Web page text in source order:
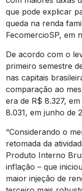
que pode explicar
queda na renda
FecomercioSP, em
De acordo com o
primeiro semestre
nas capitais
comparação ao
era de R$ 8.327,
8.031, em junho de
“Considerando o
retomada da
Produto Interno
inflação – que
maior injeção de